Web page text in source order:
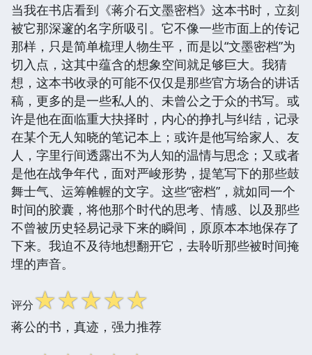
当我在书店看到《蒋介石文墨密档》这本书时，立刻
被它那深邃的名字所吸引。它不像一些市面上的传记
那样，只是简单梳理人物生平，而是以“文墨密档”为
切入点，这其中蕴含的想象空间就足够巨大。我猜
想，这本书收录的可能不仅仅是那些官方场合的讲话
稿，更多的是一些私人的、未曾公之于众的书写。或
许是他在面临重大抉择时，内心的挣扎与纠结，记录
在某个无人知晓的笔记本上；或许是他写给家人、友
人，字里行间透露出不为人知的温情与思念；又或者
是他在战争年代，面对严峻形势，提笔写下的那些鼓
舞士气、运筹帷幄的文字。这些“密档”，就如同一个
时间的胶囊，将他那个时代的思考、情感、以及那些
不曾被历史轻易记录下来的瞬间，原原本本地保存了
下来。我迫不及待地想翻开它，去聆听那些被时间掩
埋的声音。
评分☆☆☆☆☆
蒋公的书，真迹，强力推荐